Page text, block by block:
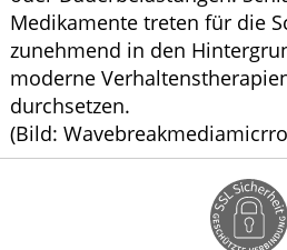
Medikamente treten für die
zunehmend in den
moderne
durchsetzen.
(Bild: